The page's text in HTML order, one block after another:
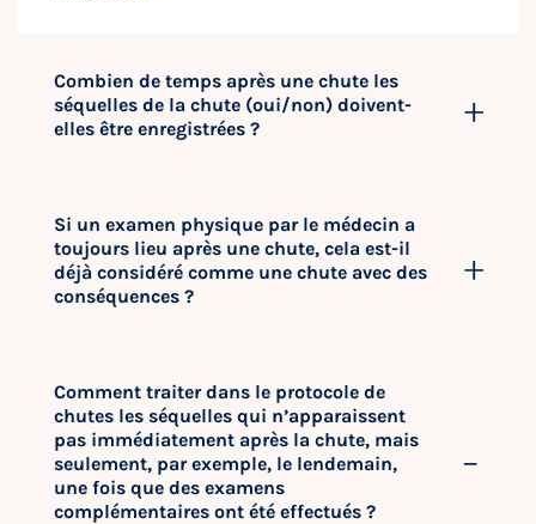
Combien de temps après une chute les
séquelles de la chute (oui/non) doivent-
elles être enregistrées ?
Si un examen physique par le médecin a
toujours lieu après une chute, cela est-il
déjà considéré comme une chute avec des
conséquences ?
Comment traiter dans le protocole de
chutes les séquelles qui n’apparaissent
pas immédiatement après la chute, mais
seulement, par exemple, le lendemain,
une fois que des examens
complémentaires ont été effectués ?